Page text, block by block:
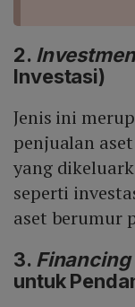
2.
Investasi)
Jenis ini
penjualan
yang
seperti
aset berumur
3. Financing
untuk